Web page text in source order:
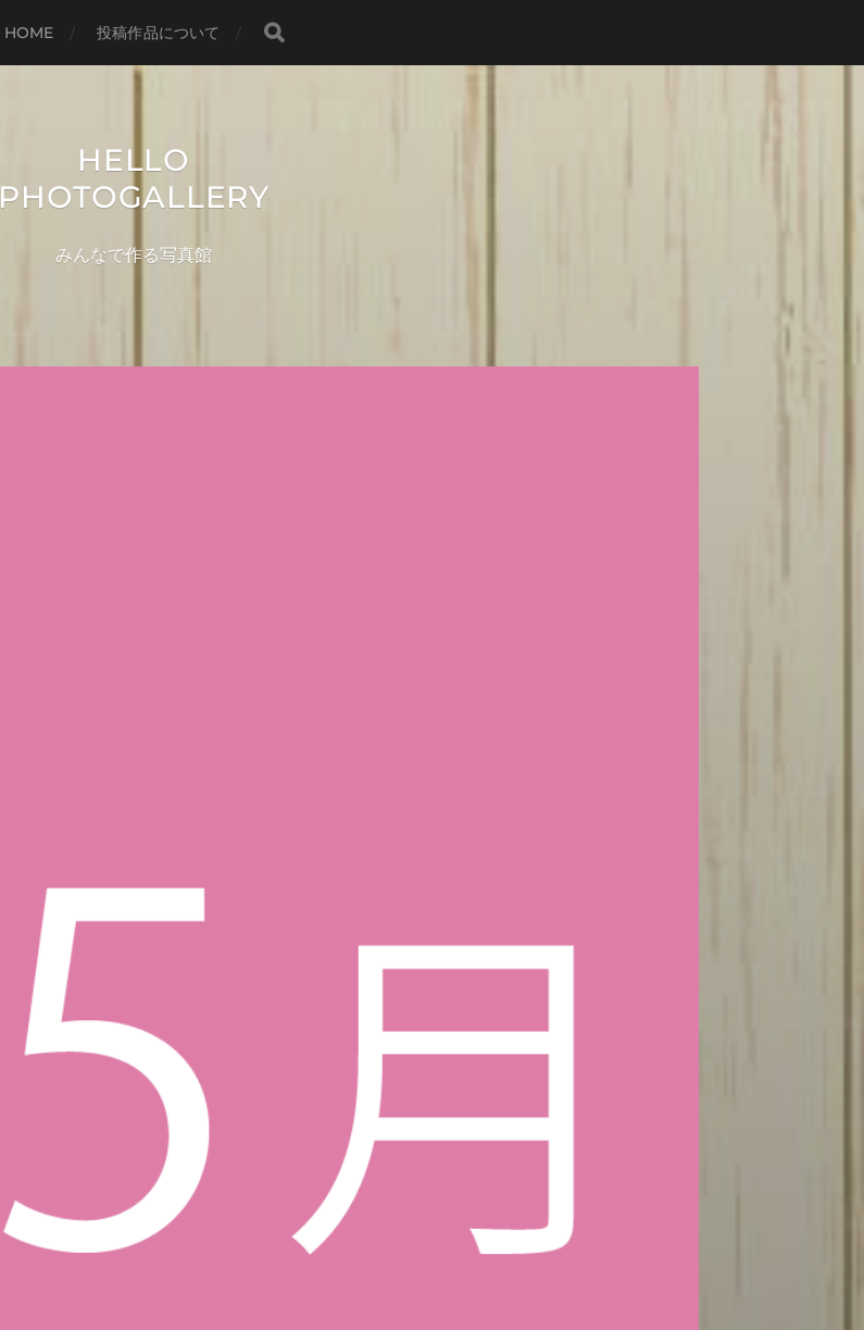
HOME 投稿作品について
HELLO
PHOTOGALLERY
みんなで作る写真館